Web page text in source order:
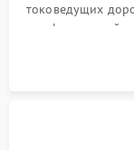
токоведущих
инфракрасной
BIOS